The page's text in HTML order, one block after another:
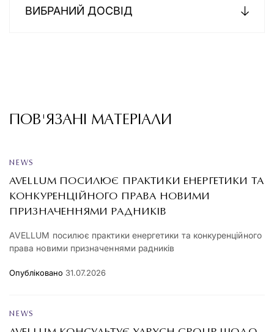
ВИБРАНИЙ ДОСВІД
ПОВ'ЯЗАНІ МАТЕРІАЛИ
NEWS
AVELLUM ПОСИЛЮЄ ПРАКТИКИ ЕНЕРГЕТИКИ ТА
КОНКУРЕНЦІЙНОГО ПРАВА НОВИМИ
ПРИЗНАЧЕННЯМИ РАДНИКІВ
AVELLUM посилює практики енергетики та конкуренційного
права новими призначеннями радників
Опубліковано 31.07.2026
NEWS